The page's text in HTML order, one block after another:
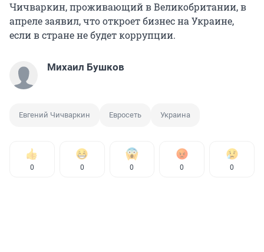
Чичваркин, проживающий в Великобритании, в
апреле заявил, что откроет бизнес на Украине,
если в стране не будет коррупции.
Михаил Бушков
Евгений Чичваркин Евросеть Украина
0 0 0 0 0